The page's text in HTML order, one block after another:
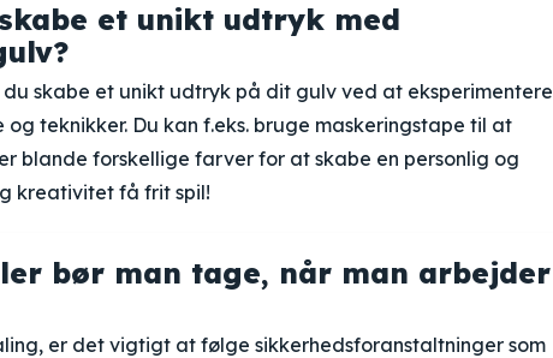
et unikt udtryk med
skabe et unikt udtryk på dit gulv ved at eksperimentere
teknikker. Du kan f.eks. bruge maskeringstape til at
blande forskellige farver for at skabe en personlig og
kreativitet få frit spil!
bør man tage, når man arbejder
er det vigtigt at følge sikkerhedsforanstaltninger som